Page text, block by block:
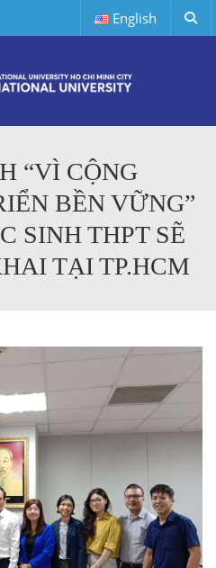
English
“VÌ CỘNG
BỀN VỮNG”
SINH THPT SẼ
TẠI TP.HCM